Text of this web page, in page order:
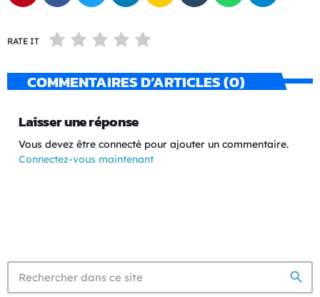
RATE IT
COMMENTAIRES D’ARTICLES (0)
Laisser une réponse
Vous devez être connecté pour ajouter un commentaire.
Connectez-vous maintenant
search